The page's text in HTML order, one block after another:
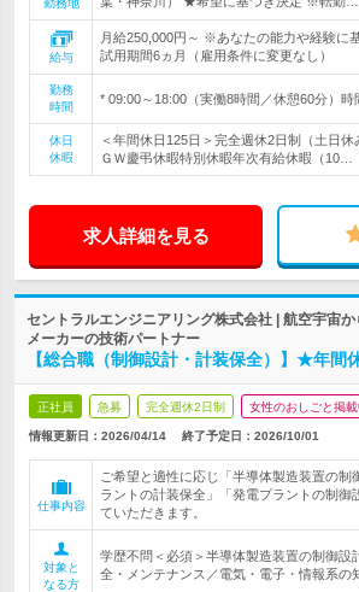
勤務地
給与
月給250,000円～ ※あなたの能力や経験に
試用期間6ヵ月（雇用条件に変更なし）
勤務
時間
* 09:00～18:00（実働8時間／休憩60分）時
休日
休暇
＜年間休日125日＞完全週休2日制（土日
ＧＷ慶弔休暇特別休暇年次有給休暇（10…
求人詳細を見る
セントラルエンジニアリング株式会社 | 航空宇宙
メーカーの技術パートナー
【総合職（制御設計・計装保全）】★年間
正社員 急募 完全週休2日制 女性のおしごと掲載
情報更新日：2026/04/14 終了予定日： 2026/10/01
仕事内容
ご希望と適性に応じ「半導体製造装置の制
ラントの計装保全」「発電プラントの制御
ていただきます。
対象と
なる方
学歴不問＜必須＞半導体製造装置の制御設
全・メンテナンス／電気・電子・情報系の